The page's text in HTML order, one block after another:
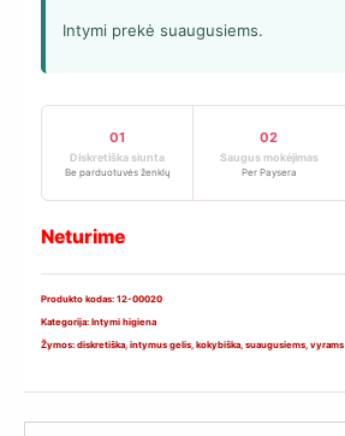
Intymi prekė suaugusiems.
01
Diskretiška siunta
Be parduotuvės ženklų
02
Saugus mokėjimas
Per Paysera
Neturime
Produkto kodas: 12-00020
Kategorija: Intymi higiena
Žymos: diskretiška intymus gelis kokybiška suaugusiems vyrams